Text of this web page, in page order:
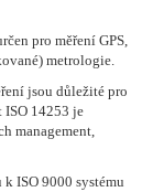
pro měření GPS,
metrologie.
jsou důležité pro
ISO 14253 je
management,
ISO 9000 systému